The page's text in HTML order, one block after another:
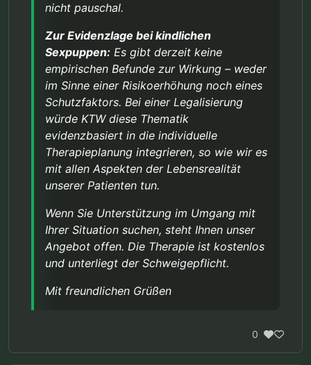
nicht pauschal.
Zur Evidenzlage bei kindlichen
Sexpuppen: Es gibt derzeit keine
empirischen Befunde zur Wirkung – weder
im Sinne einer Risikoerhöhung noch eines
Schutzfaktors. Bei einer Legalisierung
würde KTW diese Thematik
evidenzbasiert in die individuelle
Therapieplanung integrieren, so wie wir es
mit allen Aspekten der Lebensrealität
unserer Patienten tun.
Wenn Sie Unterstützung im Umgang mit
Ihrer Situation suchen, steht Ihnen unser
Angebot offen. Die Therapie ist kostenlos
und unterliegt der Schweigepflicht.
Mit freundlichen Grüßen
0